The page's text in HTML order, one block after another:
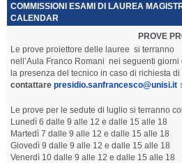
COMMISSIONI ESAMI DI LAUREA
CALENDAR
PROVE
Le prove proiettore delle lauree si terranno
nell’Aula Franco Romani nei seguenti
la presenza del tecnico in caso di richiesta di
contattare presidio.sanfrancesco@unisi.it
Le prove per le sedute di luglio si terranno
Lunedì 6 dalle 9 alle 12 e dalle 15 alle 18
Martedì 7 dalle 9 alle 12 e dalle 15 alle 18
Giovedì 9 dalle 9 alle 12 e dalle 15 alle 18
Venerdì 10 dalle 9 alle 12 e dalle 15 alle 18